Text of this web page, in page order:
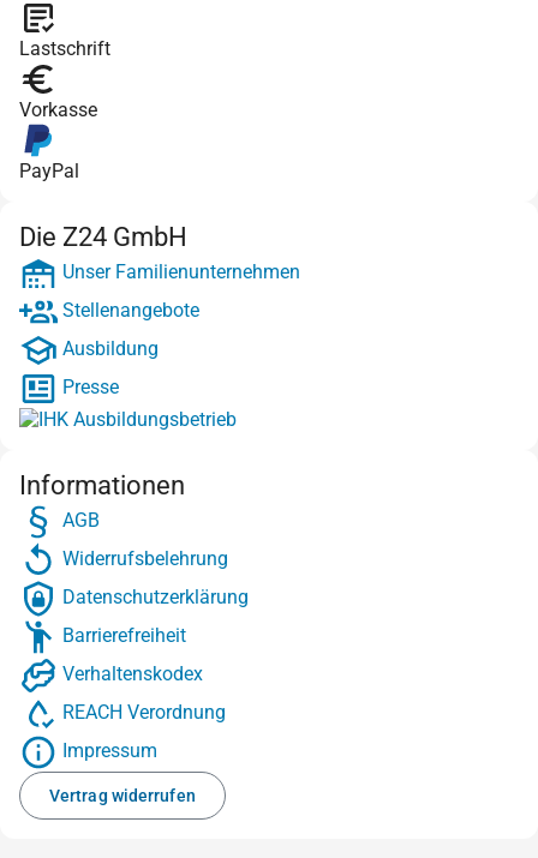
Lastschrift
Vorkasse
PayPal
Die Z24 GmbH
Unser Familienunternehmen
Stellenangebote
Ausbildung
Presse
Informationen
AGB
Widerrufsbelehrung
Datenschutzerklärung
Barrierefreiheit
Verhaltenskodex
REACH Verordnung
Impressum
Vertrag widerrufen